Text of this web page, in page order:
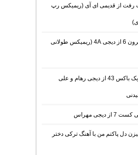
رفت از قدیمی ای آی (ریمیکس رپ
دانلود ریمیکس گمبرون 6 از دیجی 4A (ریمیکس طولانی
دانلود ریمیکس موزیک باکس 43 از دیجی رهام و علی
دیجی مهراس
دل پاکتم من با آهنگ ترکی دختر